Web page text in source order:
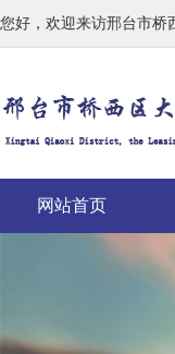
您好，欢迎来访邢台市
网站首页